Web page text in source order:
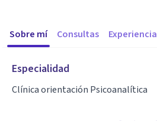
Sobre mí Consultas Experiencia
Especialidad
Clínica orientación Psicoanalítica